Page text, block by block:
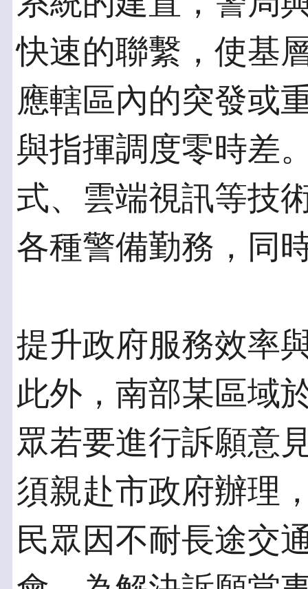
快速的聯繫，使基
應轄區內的突發或
與指揮調度零時差
式、雲端視訊等技
各種警備勤務，同
提升政府服務效率
此外，南部某區域
眾若要進行訴願意
須親赴市政府辦理
民眾因不耐長途交